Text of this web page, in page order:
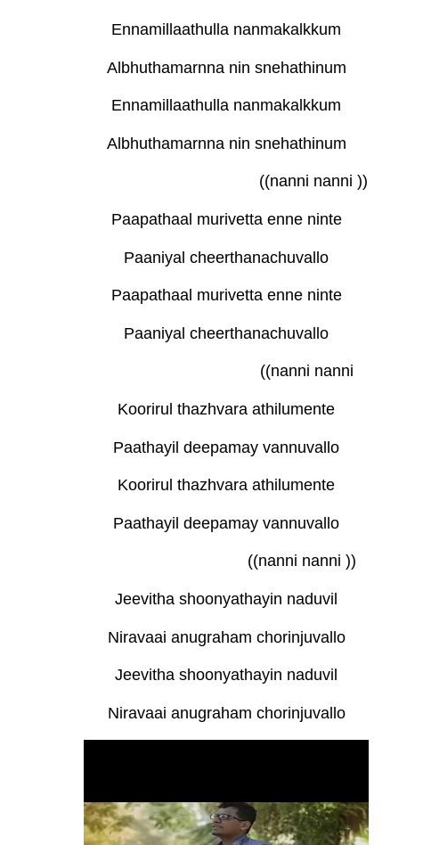
Ennamillaathulla nanmakalkkum
Albhuthamarnna nin snehathinum
Ennamillaathulla nanmakalkkum
Albhuthamarnna nin snehathinum
((nanni nanni ))
Paapathaal murivetta enne ninte
Paaniyal cheerthanachuvallo
Paapathaal murivetta enne ninte
Paaniyal cheerthanachuvallo
((nanni nanni
Koorirul thazhvara athilumente
Paathayil deepamay vannuvallo
Koorirul thazhvara athilumente
Paathayil deepamay vannuvallo
((nanni nanni ))
Jeevitha shoonyathayin naduvil
Niravaai anugraham chorinjuvallo
Jeevitha shoonyathayin naduvil
Niravaai anugraham chorinjuvallo